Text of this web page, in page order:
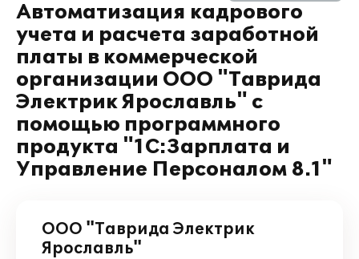
Автоматизация кадрового
учета и расчета заработной
платы в коммерческой
организации ООО "Таврида
Электрик Ярославль" с
помощью программного
продукта "1С:Зарплата и
Управление Персоналом 8.1"
ООО "Таврида Электрик
Ярославль"